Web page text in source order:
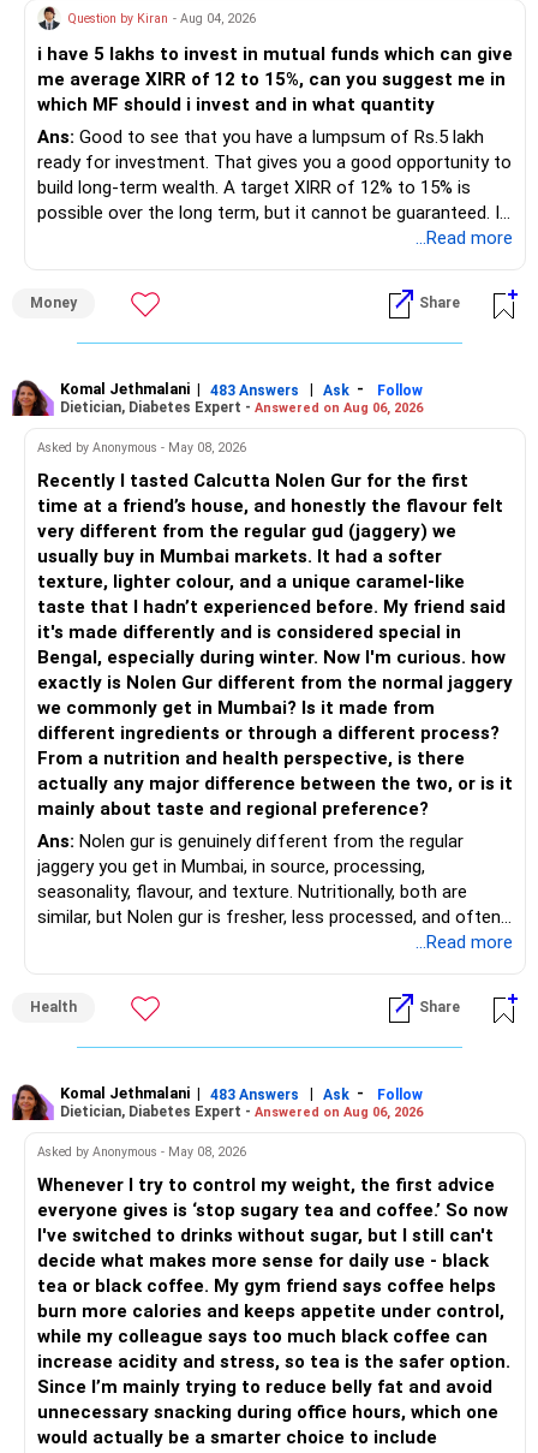
– Shares worth Rs.20 lakhs can create wealth if the
portfolio quality is good.
– Government bonds of Rs.60 lakhs give stability and
regular income.
– No debt is a big positive.
– Monthly expenses of around Rs.25,000 are well under
– Overall, your financial position looks healthy.
– Continue investing through SIPs every month.
– Add exposure to Large & Mid Cap Funds.
– Keep a meaningful allocation to Mid Cap Funds.
– Add a limited allocation to Small Cap Funds for long-term
wealth creation.
– Avoid putting too much into one category.
– Invest consistently in all market conditions.
– Increase SIP amount every year with salary hikes.
» Asset Allocation Review
– Your government bond allocation is relatively high.
– This gives good safety but may reduce long-term wealth
– Future surplus can be directed more towards equity
mutual funds.
– Avoid making sudden changes to existing investments.
– Shift gradually based on your comfort level.
» Share Portfolio Review
– Review every stock once a year.
– Remove weak businesses if required.
– Avoid holding too many stocks.
– Focus on quality over quantity.
Question by Kiran - Aug 04, 2026
i have 5 lakhs to invest in mutual funds which can give
me average XIRR of 12 to 15%, can you suggest me in
which MF should i invest and in what quantity
Ans: Good to see that you have a lumpsum of Rs.5 lakh
ready for investment. That gives you a good opportunity to
build long-term wealth. A target XIRR of 12% to 15% is
possible over the long term, but it cannot be guaranteed. It
depends on market conditions, investment period and
» My Assessment
equity mutual fund portfolio is a suitable choice.
– Avoid putting the entire amount into one fund category.
– A diversified portfolio helps reduce risk and improves
consistency.
» Suggested Allocation
– Flexi Cap Fund – 35% (Rs.1.75 lakh)
Invests across large, mid and small companies.
Provides flexibility as market conditions change.
– Large & Mid Cap Fund – 25% (Rs.1.25 lakh)
Gives stability from large companies.
Adds growth through quality mid-cap stocks.
– Mid Cap Fund – 20% (Rs.1.00 lakh)
Good wealth creation potential.
– Small Cap Fund – 10% (Rs.50,000)
Higher risk but higher return potential.
– Multi Asset Fund – 10% (Rs.50,000)
Helps reduce overall portfolio volatility.
» Should You Invest All At Once?
– If the money is already available and your horizon is long,
investing in a staggered manner over 3 to 6 months can
reduce timing risk.
– Keep the uninvested amount in a liquid mutual fund until
deployment.
...Read more
Money Share
Komal Jethmalani | 483 Answers | Ask -
Follow
Dietician, Diabetes Expert - Answered on Aug 06, 2026
Asked by Anonymous - May 08, 2026
Recently I tasted Calcutta Nolen Gur for the first
time at a friend’s house, and honestly the flavour felt
very different from the regular gud (jaggery) we
usually buy in Mumbai markets. It had a softer
texture, lighter colour, and a unique caramel-like
taste that I hadn’t experienced before. My friend said
it's made differently and is considered special in
Bengal, especially during winter. Now I'm curious. how
exactly is Nolen Gur different from the normal jaggery
we commonly get in Mumbai? Is it made from
different ingredients or through a different process?
From a nutrition and health perspective, is there
actually any major difference between the two, or is it
mainly about taste and regional preference?
Ans: Nolen gur is genuinely different from the regular
jaggery you get in Mumbai, in source, processing,
seasonality, flavour, and texture. Nutritionally, both are
similar, but Nolen gur is fresher, less processed, and often
lower in mineral impurities, which gives it that clean,
palm sap vs sugarcane in normal jaggery. Nutritionally, both
are similar. Nolen gur is not a “healthier” sweetener. It is
simply fresher, more artisanal and more flavourful
seasonal , handcrafted and made from date palm sap (rare
outside Bengal)
...Read more
Health Share
Komal Jethmalani | 483 Answers | Ask -
Follow
Dietician, Diabetes Expert - Answered on Aug 06, 2026
Asked by Anonymous - May 08, 2026
Whenever I try to control my weight, the first advice
everyone gives is ‘stop sugary tea and coffee.’ So now
I've switched to drinks without sugar, but I still can't
decide what makes more sense for daily use - black
tea or black coffee. My gym friend says coffee helps
burn more calories and keeps appetite under control,
while my colleague says too much black coffee can
increase acidity and stress, so tea is the safer option.
Since I’m mainly trying to reduce belly fat and avoid
unnecessary snacking during office hours, which one
would actually be a smarter choice to include